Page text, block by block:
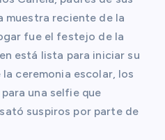
muestra reciente de la
fue el festejo de la
está lista para iniciar su
ceremonia escolar, los
una selfie que
suspiros por parte de